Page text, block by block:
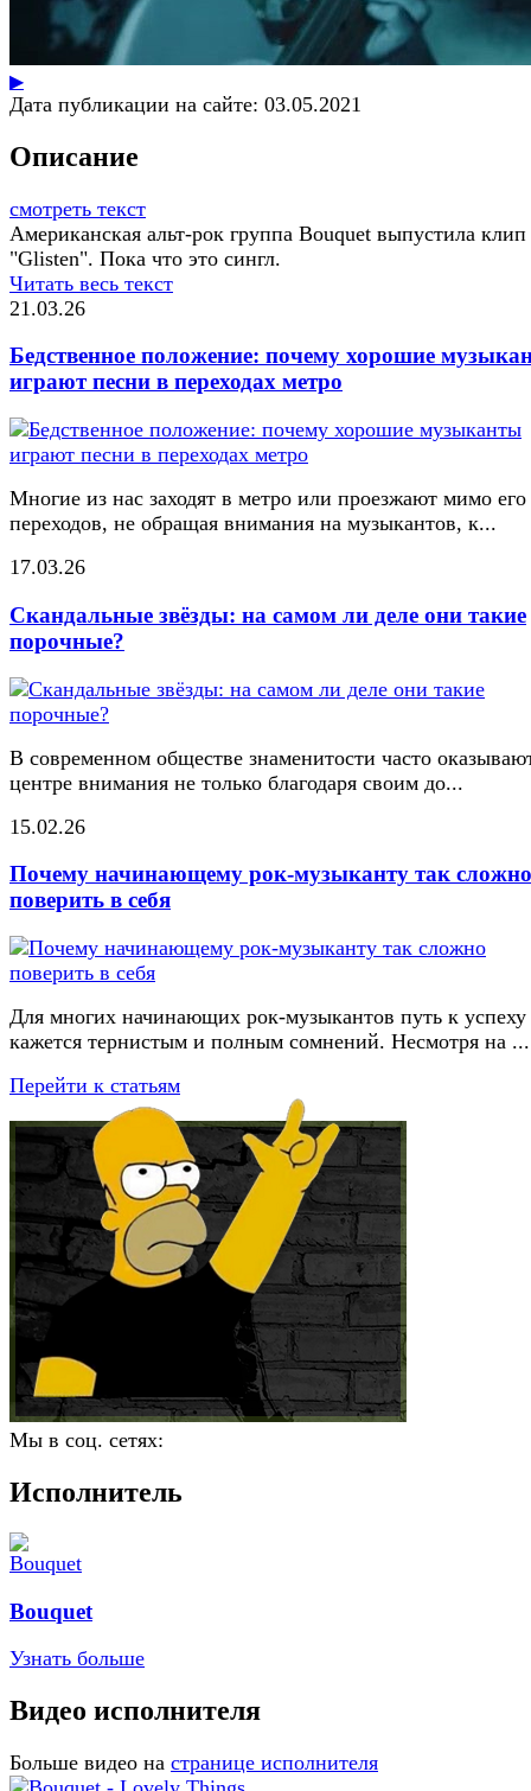
▶
Дата публикации на сайте: 03.05.2021
Описание
смотреть текст
Американская альт-рок группа Bouquet выпустила клип
"Glisten". Пока что это сингл.
Читать весь текст
21.03.26
Бедственное положение: почему хорошие
играют песни в переходах метро
Многие из нас заходят в метро или проезжают мимо его
переходов, не обращая внимания на музыкантов, к...
17.03.26
Скандальные звёзды: на самом ли деле они такие
порочные?
В современном обществе знаменитости часто
центре внимания не только благодаря своим до...
15.02.26
Почему начинающему рок-музыканту так сложно
поверить в себя
Для многих начинающих рок-музыкантов путь к успеху
кажется тернистым и полным сомнений. Несмотря на ...
Перейти к статьям
Мы в соц. сетях:
Исполнитель
Bouquet
Узнать больше
Видео исполнителя
Больше видео на странице исполнителя